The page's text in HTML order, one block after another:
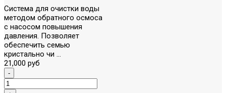
Система для очистки воды
методом обратного осмоса
с насосом повышения
давления. Позволяет
обеспечить семью
кристально чи ...
21,000 руб